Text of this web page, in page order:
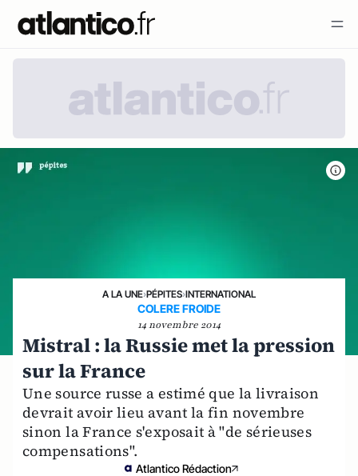
A LA UNE›PÉPITES›INTERNATIONAL
COLERE FROIDE
14 novembre 2014
Mistral : la Russie met la pression
sur la France
Une source russe a estimé que la livraison
devrait avoir lieu avant la fin novembre
sinon la France s'exposait à "de sérieuses
compensations".
Atlantico Rédaction